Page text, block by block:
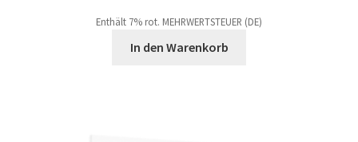
Enthält 7% rot. MEHRWERTSTEUER (DE)
In den Warenkorb